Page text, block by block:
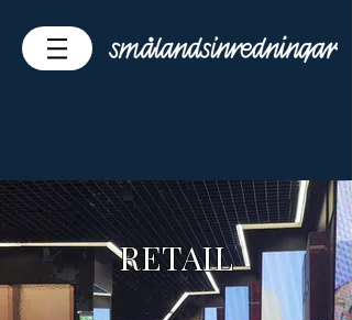
RETAIL